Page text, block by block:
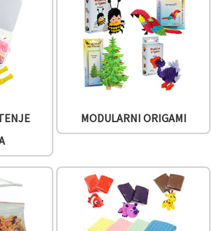
MODULARNI ORIGAMI